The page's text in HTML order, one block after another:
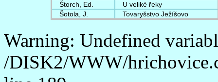
Štorch, Ed.
U veliké řeky
Šotola, J.
Tovaryšstvo Ježíšovo
Warning: Undefined
/DISK2/WWW/